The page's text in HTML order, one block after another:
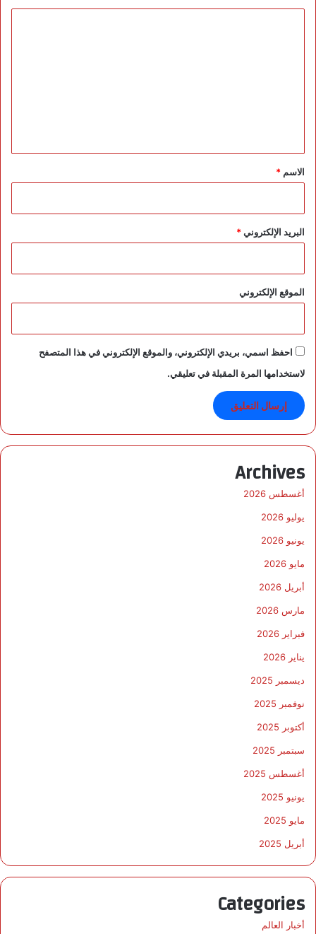
*
الاسم *
البريد الإلكتروني*
الموقع الإلكتروني
احفظ اسمي، بريدي الإلكتروني، والموقع الإلكتروني في هذا المتصفح
لاستخدامها المرة المقبلة في تعليقي.
Archives
أغسطس 2026
يوليو 2026
يونيو 2026
مايو 2026
أبريل 2026
مارس 2026
فبراير 2026
يناير 2026
ديسمبر 2025
نوفمبر 2025
أكتوبر 2025
سبتمبر 2025
أغسطس 2025
يونيو 2025
مايو 2025
أبريل 2025
Categories
أخبار العالم